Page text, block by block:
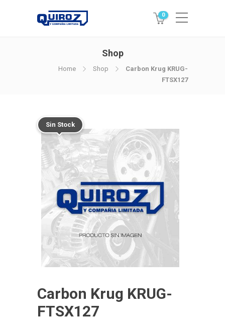
0
Shop
Home Shop
Carbon Krug KRUG-
FTSX127
Sin Stock
Carbon Krug KRUG-
FTSX127